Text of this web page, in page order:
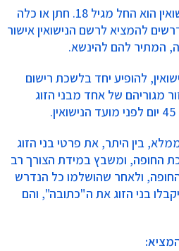
על פי החוק, הגיל המותר לנישואין הוא החל מגיל 18. חתן או כלה
18 שנים, נדרשים להמציא לרשם הנישואין אישור
המתיר להם להינשא.
להופיע יחד בלשכת רישום
מגוריהם של אחד מבני הזוג
בין היתר, את פרטי בני הזוג
החופה, ומשבץ במידת הצורך רב
ולאחר שהושלמו כל הנדרש
בני הזוג את ה"כתובה", והם